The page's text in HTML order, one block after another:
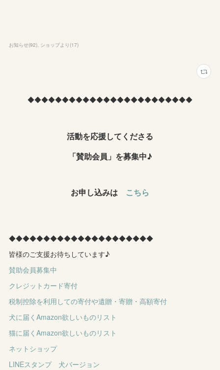
お知らせ(92) ショップより (17)
◆◆◆◆◆◆◆◆◆◆◆◆◆◆◆◆◆◆◆◆◆◆◆◆
活動を応援してくださる
「賛助会員」を募集中♪
お申し込みは こちら
◆◆◆◆◆◆◆◆◆◆◆◆◆◆◆◆◆◆◆◆◆
皆様のご支援お待ちしています♪
賛助会員募集中
クレジットカード寄付
税制控除を利用しての寄付や遺贈・寄贈・高額寄付
犬に届くAmazon欲しいものリスト
猫に届くAmazon欲しいものリスト
ネットショップ
LINEスタンプ 犬バージョン